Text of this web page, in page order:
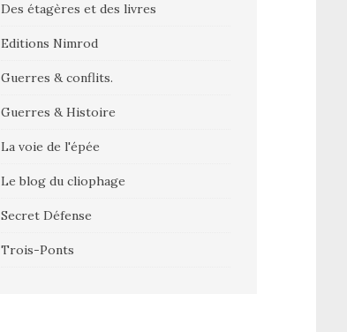
Des étagères et des livres
Editions Nimrod
Guerres & conflits.
Guerres & Histoire
La voie de l'épée
Le blog du cliophage
Secret Défense
Trois-Ponts